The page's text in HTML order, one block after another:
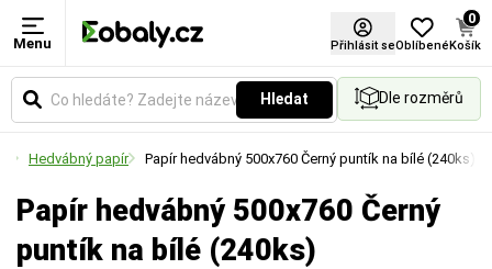
Menu Přihlásit seOblíbené
0
Košík
Hledat Dle rozměrů
Hedvábný papír Papír hedvábný 500x760 Černý puntík na bílé (240ks)
Papír hedvábný 500x760 Černý
puntík na bílé (240ks)